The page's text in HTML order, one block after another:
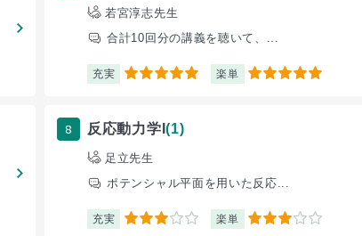
若宮淳志先生
合計10回分の講義を聴いて、...
充実 5 楽単 5
8 反応動力学I(1)
足立先生
ポテンシャル平面を用いた反応...
充実 3 楽単 3